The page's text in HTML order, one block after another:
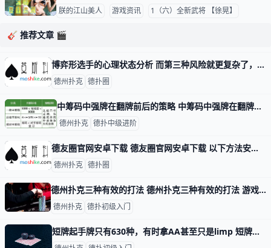
朕的江山美人 游戏资讯 1（六）全新武将 【徐晃】
🎸 推荐文章 🎬
博弈形选手的心理状态分析 而第三种风险就更复杂了，因为那是博弈型的风险。博弈型的风险是你的对手盘，针对你或大众的交易模式或行为模式，而专门设计出来，使大众的系统无效化
德州扑克 德扑圈
中筹码中强牌在翻牌前后的策略 中筹码中强牌在翻牌前后的策略 中筹码是指玩家参与德州扑克游戏的时候，筹码量只剩下标准买入的一半左右，这时候玩家如何做出合适的游戏策略？本期攻略
德州扑克 德扑中级进阶
德友圈官网安卓下载 德友圈官网安卓下载 以下方法安卓手机也同样适用，并不是只适合苹果手机！ 安装方法以下： 免费下载扑克小助手后，拖拽到雷电模拟器对话框安裝。并永久性
德州扑克 德扑圈
德州扑克三种有效的打法 德州扑克三种有效的打法 游戏德州扑克时的打法因人而异千变万化，今天我们给大家介绍三种最简单有效的打法，这三种打法不需要费太多脑筋，简单直接，适
德州扑克 德扑初级入门
短牌起手牌只有630种，有时拿AA甚至只是limp 短牌起手牌只有630种，有时拿AA甚至只是limp 短牌也叫6+扑克，因为2-3-4-5这些小牌被抽掉，所以大家很容易中牌，容易中牌导致入局范